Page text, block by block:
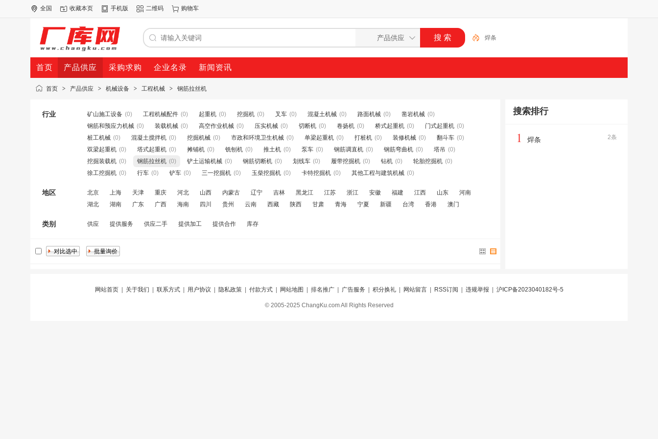
全国 收藏本页 手机版 二维码 购物车
焊条
首页 产品供应 采购求购 企业名录 新闻资讯
首页 > 产品供应 > 机械设备 > 工程机械 > 钢筋拉丝机
行业 矿山施工设备 (0) 工程机械配件 (0) 起重机 (0) 挖掘机 (0) 叉车 (0) 混凝土机械 (0) 路面机械 (0) 凿岩机械 (0)
钢筋和预应力机械 (0) 装载机械 (0) 高空作业机械 (0) 压实机械 (0) 切断机 (0) 卷扬机 (0) 桥式起重机 (0) 门式起重机 (0)
桩工机械 (0) 混凝土搅拌机 (0) 挖掘机械 (0) 市政和环境卫生机械 (0) 单梁起重机 (0) 打桩机 (0) 装修机械 (0) 翻斗车 (0)
双梁起重机 (0) 塔式起重机 (0) 摊铺机 (0) 铣刨机 (0) 推土机 (0) 泵车 (0) 钢筋调直机 (0) 钢筋弯曲机 (0) 塔吊 (0)
挖掘装载机 (0) 钢筋拉丝机 (0) 铲土运输机械 (0) 钢筋切断机 (0) 划线车 (0) 履带挖掘机 (0) 钻机 (0) 轮胎挖掘机 (0)
徐工挖掘机 (0) 行车 (0) 铲车 (0) 三一挖掘机 (0) 玉柴挖掘机 (0) 卡特挖掘机 (0) 其他工程与建筑机械 (0)
地区 北京 上海 天津 重庆 河北 山西 内蒙古 辽宁 吉林 黑龙江 江苏 浙江 安徽 福建 江西 山东
河南
湖北
湖南 广东 广西 海南 四川 贵州 云南 西藏 陕西 甘肃 青海 宁夏 新疆 台湾 香港 澳门
类别 供应 提供服务 供应二手 提供加工 提供合作 库存
搜索排行
2条
1 焊条
网站首页| 关于我们 联系方式| 用户协议 隐私政策| 付款方式| 网站地图 排名推广| 广告服务 积分换礼| 网站留言| RSS订阅 违规举报 沪ICP备2023040182号-5
© 2005-2025 ChangKu.com All Rights Reserved